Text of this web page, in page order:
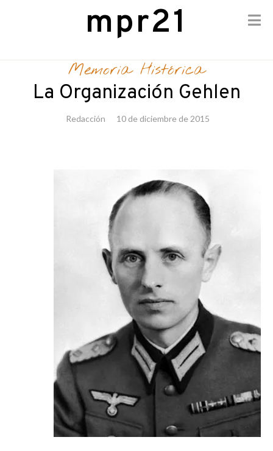
mpr21
Memoria Histórica
La Organización Gehlen
Redacción 10 de diciembre de 2015